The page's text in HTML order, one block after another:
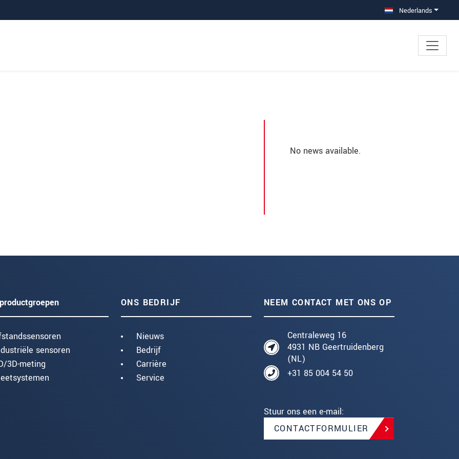
Nederlands
No news available.
sensoren
3D-meting
ONS BEDRIJF
Nieuws
Bedrijf
Carrière
Service
NEEM CONTACT MET ONS OP
Centraleweg 16
4931 NB Geertruidenberg
(NL)
+31 85 004 54 50
Stuur ons een e-mail:
CONTACTFORMULIER